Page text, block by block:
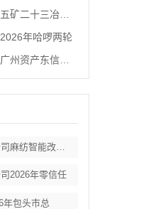
十三冶建设集
年哈啰两轮
产东信集团一
湖南汉寿鑫达纺织有限公司麻纺智能改扩建项
2026年零信任
年包头市总